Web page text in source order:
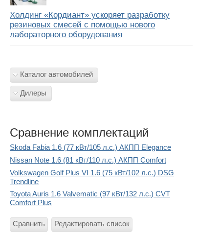
Холдинг «Кордиант» ускоряет разработку
резиновых смесей с помощью нового
лабораторного оборудования
Каталог автомобилей
Дилеры
Сравнение комплектаций
Skoda Fabia 1.6 (77 кВт/105 л.с.) АКПП Elegance
Nissan Note 1.6 (81 кВт/110 л.с.) АКПП Comfort
Volkswagen Golf Plus VI 1.6 (75 кВт/102 л.с.) DSG
Trendline
Toyota Auris 1.6 Valvematic (97 кВт/132 л.с.) CVT
Comfort Plus
Сравнить Редактировать список